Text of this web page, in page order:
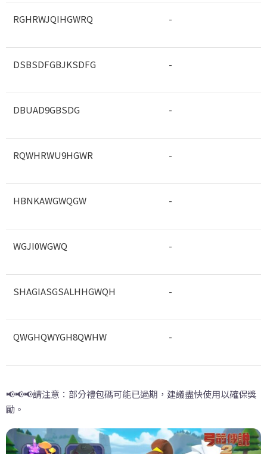
RGHRWJQIHGWRQ -
DSBSDFGBJKSDFG -
DBUAD9GBSDG -
RQWHRWU9HGWR -
HBNKAWGWQGW -
WGJI0WGWQ -
SHAGIASGSALHHGWQH -
QWGHQWYGH8QWHW -
📢📢📢請注意：部分禮包碼可能已過期，建議盡快使用以確保獎
勵。